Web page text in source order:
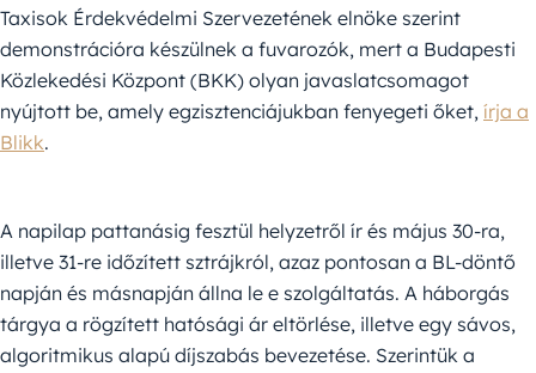
Taxisok Érdekvédelmi Szervezetének elnöke szerint
demonstrációra készülnek a fuvarozók, mert a Budapesti
Közlekedési Központ (BKK) olyan javaslatcsomagot
nyújtott be, amely egzisztenciájukban fenyegeti őket, írja a
Blikk.
A napilap pattanásig fesztül helyzetről ír és május 30-ra,
illetve 31-re időzített sztrájkról, azaz pontosan a BL-döntő
napján és másnapján állna le e szolgáltatás. A háborgás
tárgya a rögzített hatósági ár eltörlése, illetve egy sávos,
algoritmikus alapú díjszabás bevezetése. Szerintük a